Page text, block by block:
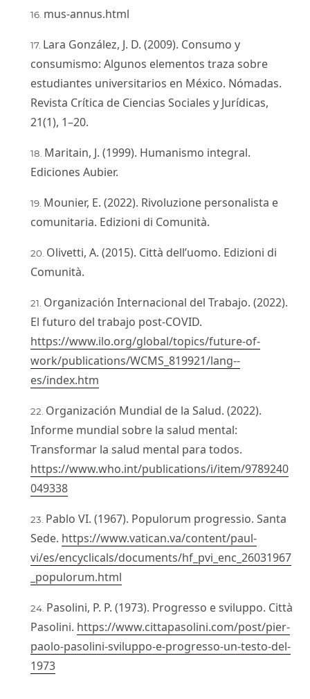
mus-annus.html
Lara González, J. D. (2009). Consumo y
consumismo: Algunos elementos traza sobre
estudiantes universitarios en México. Nómadas.
Revista Crítica de Ciencias Sociales y Jurídicas,
21(1), 1–20.
Maritain, J. (1999). Humanismo integral.
Ediciones Aubier.
Mounier, E. (2022). Rivoluzione personalista e
comunitaria. Edizioni di Comunità.
Olivetti, A. (2015). Città dell’uomo. Edizioni di
Comunità.
Organización Internacional del Trabajo. (2022).
El futuro del trabajo post-COVID.
https://www.ilo.org/global/topics/future-of-
work/publications/WCMS_819921/lang--
es/index.htm
Organización Mundial de la Salud. (2022).
Informe mundial sobre la salud mental:
Transformar la salud mental para todos.
https://www.who.int/publications/i/item/9789240
049338
Pablo VI. (1967). Populorum progressio. Santa
Sede. https://www.vatican.va/content/paul-
vi/es/encyclicals/documents/hf_pvi_enc_26031967
_populorum.html
Pasolini, P. P. (1973). Progresso e sviluppo. Città
Pasolini. https://www.cittapasolini.com/post/pier-
paolo-pasolini-sviluppo-e-progresso-un-testo-del-
1973